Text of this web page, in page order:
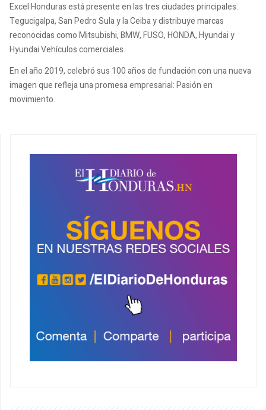
Excel Honduras está presente en las tres ciudades principales:
Tegucigalpa, San Pedro Sula y la Ceiba y distribuye marcas
reconocidas como Mitsubishi, BMW, FUSO, HONDA, Hyundai y
Hyundai Vehículos comerciales.
En el año 2019, celebró sus 100 años de fundación con una nueva
imagen que refleja una promesa empresarial: Pasión en
movimiento.